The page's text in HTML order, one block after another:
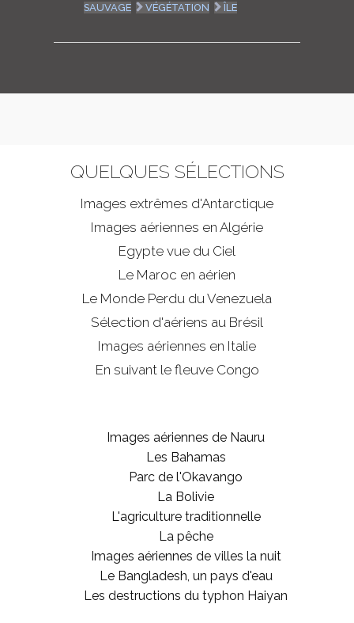
SAUVAGE
VÉGÉTATION ÎLE
QUELQUES SÉLECTIONS
Images extrêmes d'Antarctique
Images aériennes en Algérie
Egypte vue du Ciel
Le Maroc en aérien
Le Monde Perdu du Venezuela
Sélection d'aériens au Brésil
Images aériennes en Italie
En suivant le fleuve Congo
Images aériennes de Nauru
Les Bahamas
Parc de l'Okavango
La Bolivie
L'agriculture traditionnelle
La pêche
Images aériennes de villes la nuit
Le Bangladesh, un pays d'eau
Les destructions du typhon Haiyan